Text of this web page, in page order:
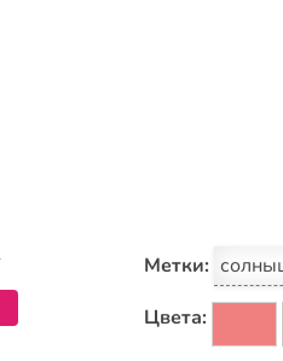
Метки:
Цвета: